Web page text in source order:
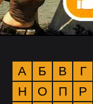
А Б В Г
Н
О П Р